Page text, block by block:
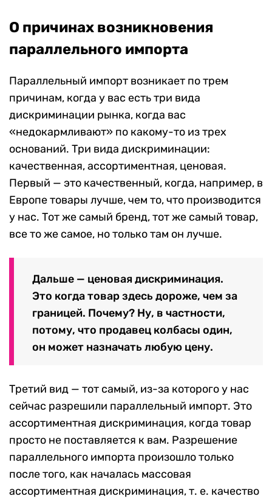
О причинах возникновения
параллельного импорта
Параллельный импорт возникает по трем
причинам, когда у вас есть три вида
дискриминации рынка, когда вас
«недокармливают» по какому-то из трех
оснований. Три вида дискриминации:
качественная, ассортиментная, ценовая.
Первый — это качественный, когда, например, в
Европе товары лучше, чем то, что производится
у нас. Тот же самый бренд, тот же самый товар,
все то же самое, но только там он лучше.
Дальше — ценовая дискриминация.
Это когда товар здесь дороже, чем за
границей. Почему? Ну, в частности,
потому, что продавец колбасы один,
он может назначать любую цену.
Третий вид — тот самый, из-за которого у нас
сейчас разрешили параллельный импорт. Это
ассортиментная дискриминация, когда товар
просто не поставляется к вам. Разрешение
параллельного импорта произошло только
после того, как началась массовая
ассортиментная дискриминация, т. е. качество